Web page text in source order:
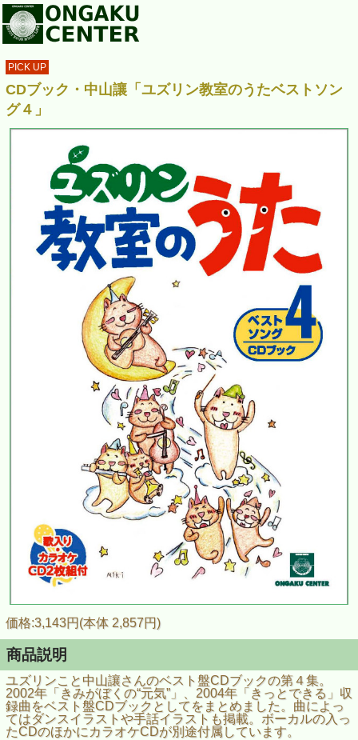
PICK UP
CDブック・中山讓「ユズリン教室のうたベストソン
グ４」
価格:3,143円(本体 2,857円)
商品説明
ユズリンこと中山讓さんのベスト盤CDブックの第４集。
2002年「きみがぼくの“元気”」、2004年「きっとできる」収
録曲をベスト盤CDブックとしてをまとめました。曲によっ
てはダンスイラストや手話イラストも掲載。ボーカルの入っ
たCDのほかにカラオケCDが別途付属しています。